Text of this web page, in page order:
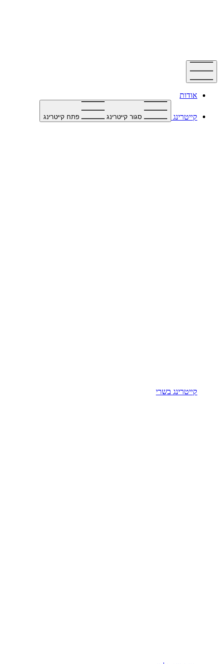
אודות
קייטרינג סגור קייטרינג פתח קייטרינג
קייטרינג בשרי